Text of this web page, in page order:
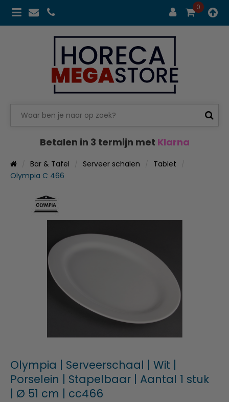
0
Betalen in 3 termijn met Klarna
Bar & Tafel Serveer schalen
Tablet
Olympia C 466
Olympia | Serveerschaal | Wit |
Porselein | Stapelbaar | Aantal 1 stuk
| Ø 51 cm | cc466